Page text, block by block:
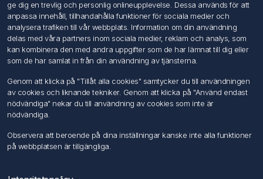
Kundtjänst
Sök
Mitt konto
Mina ordrar
Mina adresser
Följ oss
ge dig en trevlig och personlig onlineupplevelse. Dessa används för att
anpassa innehåll, tillhandahålla funktioner för sociala medier och
analysera trafiken till vår webbplats. Information om din användning
delas med våra partners inom sociala medier, reklam och analys, som
kan kombinera den med andra uppgifter som de har lämnat till dig eller
som de har samlat in från din användning av tjänsterna.
Genom att klicka på "Tillåt alla cookies" samtycker du till användningen
av cookies och liknande tekniker. Genom att klicka på "Använd endast
nödvändiga" nekar du till användning av cookies som inte är
nödvändiga.
Observera att beroende på dina inställningar kanske inte alla funktioner
på webbplatsen är tillgängliga.